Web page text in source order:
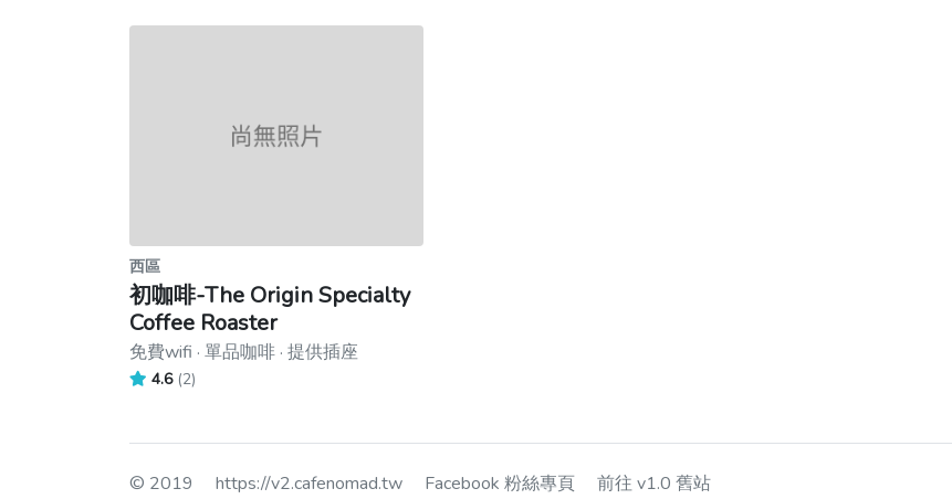
西區
初咖啡-The Origin Specialty
Coffee Roaster
免費wifi · 單品咖啡 · 提供插座
4.6 (2)
© 2019 https://v2.cafenomad.tw Facebook 粉絲專頁 前往 v1.0 舊站